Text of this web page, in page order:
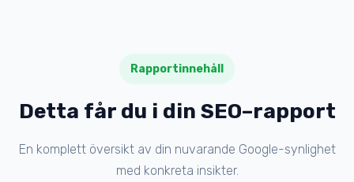
Rapportinnehåll
Detta får du i din SEO–rapport
En komplett översikt av din nuvarande Google-synlighet
med konkreta insikter.